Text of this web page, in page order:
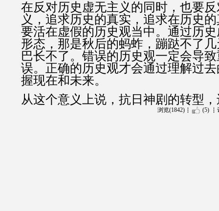
在反对历史虚无主义的同时，也要
义，追求历史的真实，追求在历史
要活在虚假的历史观当中。通过历
形态，那是秋后的蚂蚱，蹦跶不了
巴长不了。错误的历史观一定会导
误。正确的历史观才会通过理解过
握现在和未来。
从这个意义上说，抗日神剧的转型
浏览(1842) (5)